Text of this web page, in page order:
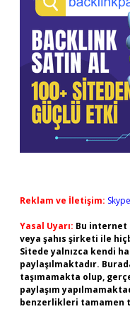
Reklam ve İletişim:
Yasal Uyarı: Bu internet
veya şahıs şirketi ile
Sitede yalnızca kendi
paylaşılmaktadır.
taşımamakta olup,
paylaşım
benzerlikleri tamamen